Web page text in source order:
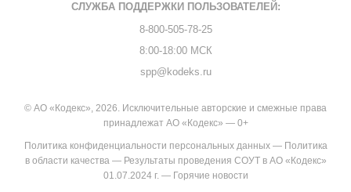
СЛУЖБА ПОДДЕРЖКИ ПОЛЬЗОВАТЕЛЕЙ:
8-800-505-78-25
8:00-18:00 МСК
spp@kodeks.ru
© АО «Кодекс», 2026. Исключительные авторские и смежные права
принадлежат АО «Кодекс» — 0+
Политика конфиденциальности персональных данных— Политика
в области качества— Результаты проведения СОУТ в АО «Кодекс»
01.07.2024 г.— Горячие новости